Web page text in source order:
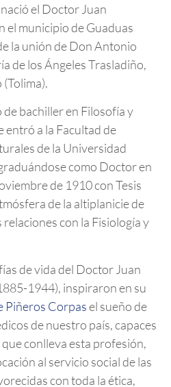
el Doctor Juan
el municipio de Guaduas
la unión de Don Antonio
de los Ángeles Trasladiño,
bachiller en Filosofía y
entró a la Facultad de
de la Universidad
como Doctor en
de 1910 con Tesis
de la altiplanicie de
relaciones con la Fisiología y
de vida del Doctor Juan
1944), inspiraron en su
Piñeros Corpasel sueño de
de nuestro país, capaces
conlleva esta profesión,
al servicio social de las
con toda la ética,